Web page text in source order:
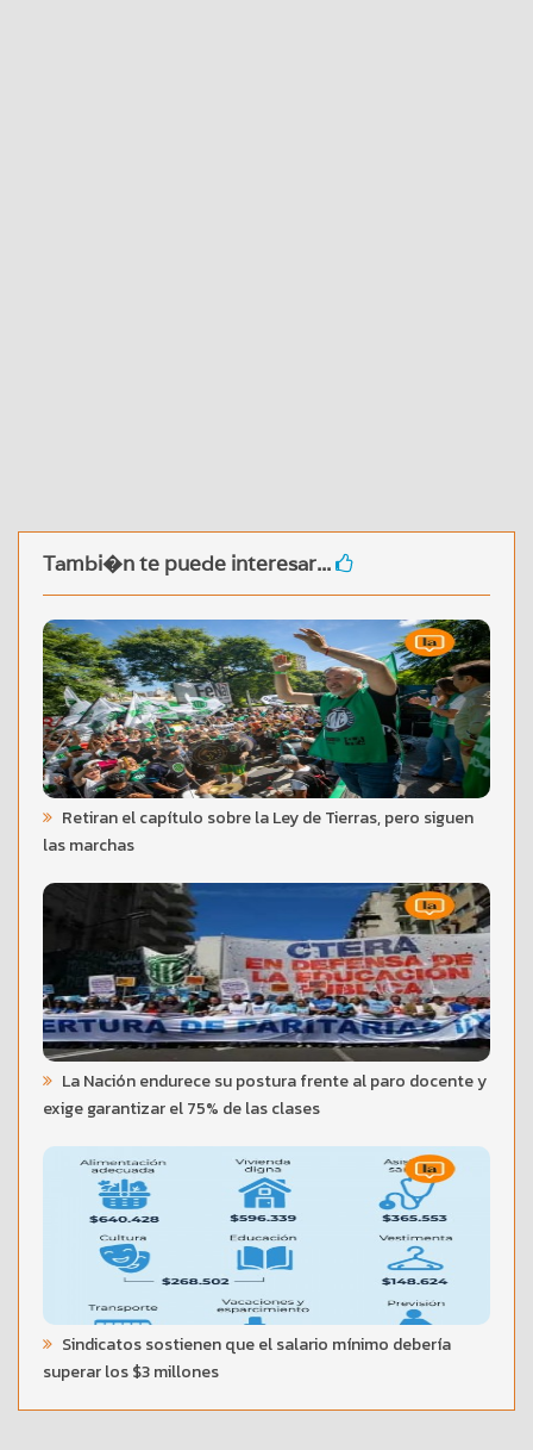
Tambi�n te puede interesar...
Retiran el capítulo sobre la Ley de Tierras, pero siguen
las marchas
La Nación endurece su postura frente al paro docente y
exige garantizar el 75% de las clases
Sindicatos sostienen que el salario mínimo debería
superar los $3 millones